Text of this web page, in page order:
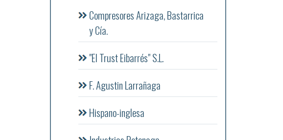
Compresores Arizaga, Bastarrica
y Cía.
"El Trust Eibarrés" S.L.
F. Agustin Larrañaga
Hispano-inglesa